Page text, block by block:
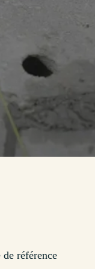
référence